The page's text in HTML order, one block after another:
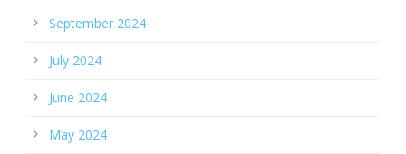
September 2024
July 2024
June 2024
May 2024